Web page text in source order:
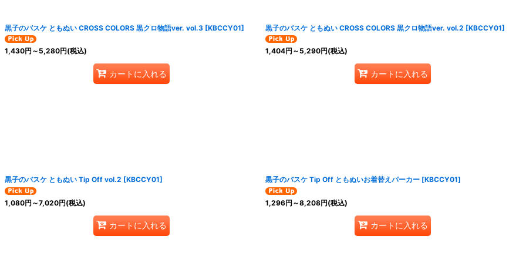
黒子のバスケ ともぬい CROSS COLORS 黒クロ物語ver. vol.3 [KBCCY01]
1,430円 ～5,280円(税込)
カートに入れる
黒子のバスケ ともぬい CROSS COLORS 黒クロ物語ver. vol.2 [KBCCY01]
1,404円 ～5,290円(税込)
カートに入れる
黒子のバスケ ともぬい Tip Off vol.2 [KBCCY01]
1,080円 ～7,020円(税込)
カートに入れる
黒子のバスケ Tip Off ともぬいお着替えパーカー [KBCCY01]
1,296円 ～8,208円(税込)
カートに入れる